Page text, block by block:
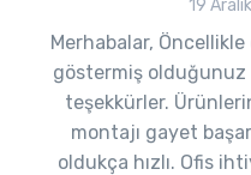
19
Merhabalar,
göstermiş olduğunuz
teşekkürler.
montajı gayet
oldukça hızlı. Ofis